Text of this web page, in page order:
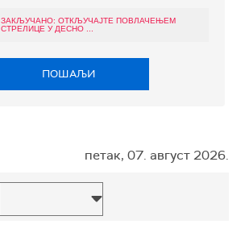
ЗАКЉУЧАНО: ОТКЉУЧАЈТЕ ПОВЛАЧЕЊЕМ
СТРЕЛИЦЕ У ДЕСНО ...
ПОШАЉИ
петак, 07. август 2026.